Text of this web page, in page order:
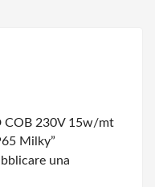
COB 230V 15w/mt
Milky”
una